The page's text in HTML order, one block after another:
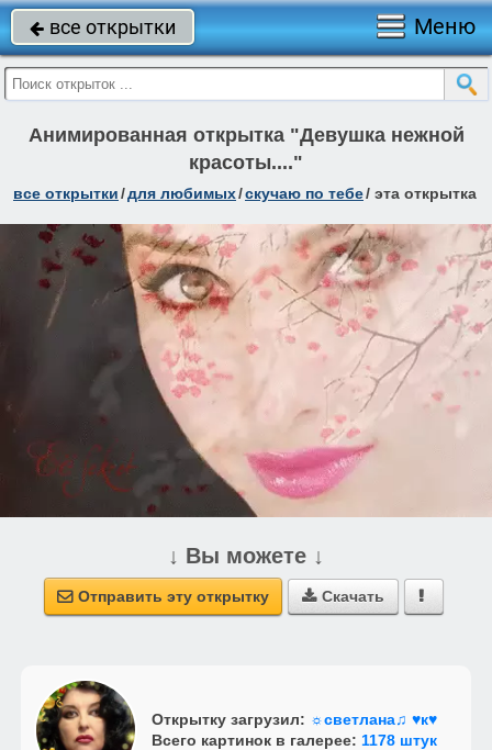
 все открытки Меню
Анимированная открытка "Девушка нежной
красоты...."
все открытки/для любимых/скучаю по тебе/ эта открытка
↓ Вы можете ↓
 Отправить эту открытку  Скачать 
Открытку загрузил: ☼светлана♫ ♥к♥
Всего картинок в галерее: 1178 штук